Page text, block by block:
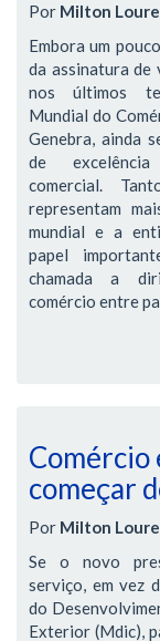
Por Milton
Embora um
da assinatura de
nos últimos
Mundial do
Genebra, ainda
de
comercial.
representam
mundial e a
papel
chamada a
comércio entre
começar
Por Milton
Se o novo
serviço, em vez
do
Exterior (Mdic),